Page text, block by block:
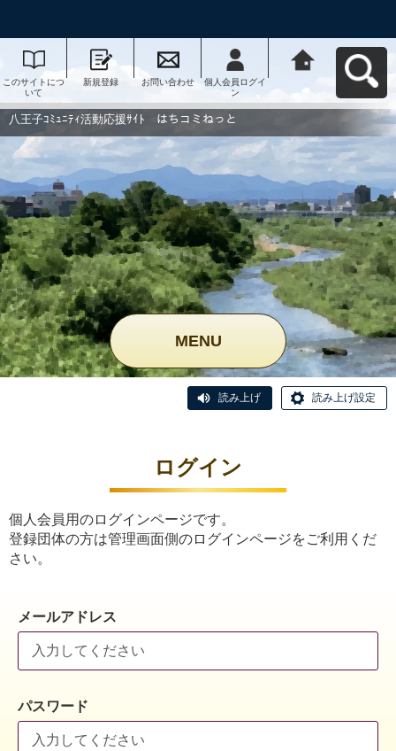
このサイトにつ
いて
新規登録 お問い合わせ
個人会員ログイ
ン
動応援ｻｲﾄ はち
コミねっとへ戻
八王子ｺﾐｭﾆﾃｨ活動応援ｻｲﾄ はちコミねっと
MENU
読み上げ 読み上げ設定
ログイン
個人会員用のログインページです。
登録団体の方は管理画面側のログインページをご利用くだ
さい。
メールアドレス
パスワード